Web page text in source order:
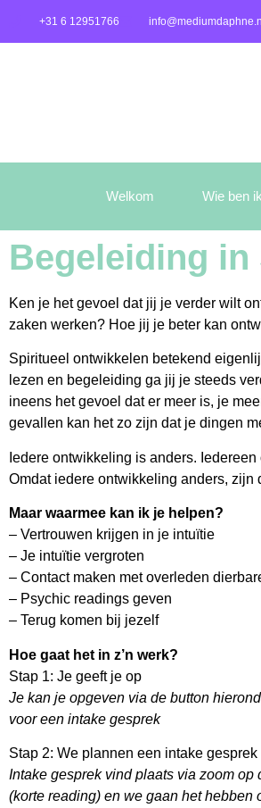
+31 6 12951766 info@mediumdaphne.nl
Welkom Wie ben ik
Begeleiding
Ken je het gevoel dat jij je verder wilt
zaken werken? Hoe jij je beter kan
Spiritueel ontwikkelen betekend
lezen en begeleiding ga jij je steeds
ineens het gevoel dat er meer is, je
gevallen kan het zo zijn dat je dingen
Iedere ontwikkeling is anders.
Omdat iedere ontwikkeling anders, zijn
Maar waarmee kan ik je helpen?
– Vertrouwen krijgen in je intuïtie
– Je intuïtie vergroten
– Contact maken met overleden
– Psychic readings geven
– Terug komen bij jezelf
Hoe gaat het in z’n werk?
Stap 1: Je geeft je op
Je kan je opgeven via de button
voor een intake gesprek
Stap 2: We plannen een intake
Intake gesprek vind plaats via zoom
(korte reading) en we gaan het